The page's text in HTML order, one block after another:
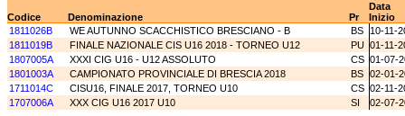
Data
Codice
Denominazione Pr
Inizio
1811026B
WE AUTUNNO SCACCHISTICO BRESCIANO - B BS
10-11-
1811019B
FINALE NAZIONALE CIS U16 2018 - TORNEO U12 PU 01-11-
1807005A
XXXI CIG U16 - U12 ASSOLUTO CS 01-07-
1801003A
CAMPIONATO PROVINCIALE DI BRESCIA 2018 BS 02-01-
1711014C
CISU16, FINALE 2017, TORNEO U10 CS 02-11-
1707006A
XXX CIG U16 2017 U10 SI 02-07-